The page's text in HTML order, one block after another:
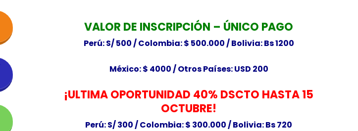
VALOR DE INSCRIPCIÓN – ÚNICO PAGO
Perú: S/ 500 /Colombia: $ 500.000 / Bolivia: Bs 1200
México: $ 4000 /Otros Países: USD 200
¡ULTIMA OPORTUNIDAD 40% DSCTO HASTA 15
OCTUBRE!
Perú: S/ 300 /Colombia: $ 300.000 / Bolivia: Bs 720